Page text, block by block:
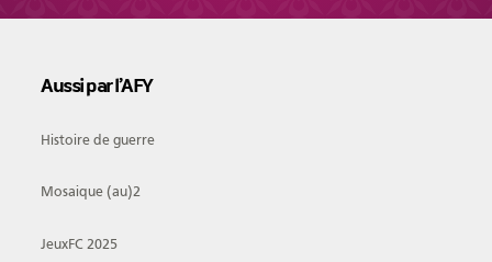
Aussi par l’AFY
Histoire de guerre
Mosaique (au)2
JeuxFC 2025